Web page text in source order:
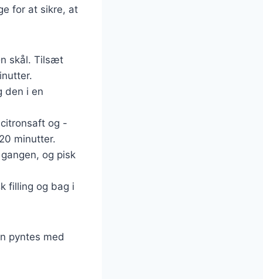
for at sikre, at
skål. Tilsæt
den i en
og -
minutter.
og pisk
filling og bag i
pyntes med